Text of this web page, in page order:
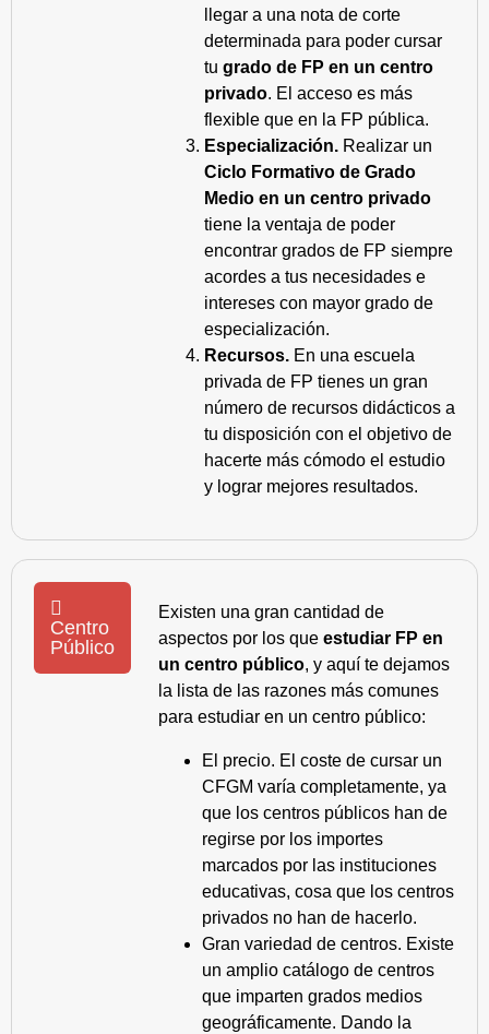
llegar a una nota de corte
determinada para poder cursar
tu grado de FP en un centro
privado. El acceso es más
flexible que en la FP pública.
Especialización. Realizar un
Ciclo Formativo de Grado
Medio en un centro privado
tiene la ventaja de poder
encontrar grados de FP siempre
acordes a tus necesidades e
intereses con mayor grado de
especialización.
Recursos. En una escuela
privada de FP tienes un gran
número de recursos didácticos a
tu disposición con el objetivo de
hacerte más cómodo el estudio
y lograr mejores resultados.
Centro
Público
Existen una gran cantidad de
aspectos por los que estudiar FP en
un centro público, y aquí te dejamos
la lista de las razones más comunes
para estudiar en un centro público:
El precio. El coste de cursar un
CFGM varía completamente, ya
que los centros públicos han de
regirse por los importes
marcados por las instituciones
educativas, cosa que los centros
privados no han de hacerlo.
Gran variedad de centros. Existe
un amplio catálogo de centros
que imparten grados medios
geográficamente. Dando la